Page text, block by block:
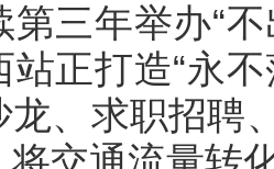
三年举办“
正打造“永
龙、求职招聘